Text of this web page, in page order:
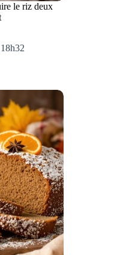
le riz deux